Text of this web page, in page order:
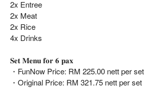
2x Entree
2x Meat
2x Rice
4x Drinks
𝐒𝐞𝐭 𝐌𝐞𝐧𝐮 𝐟𝐨𝐫 𝟔 𝐩𝐚𝐱
・FunNow Price: RM 225.00 nett per set
・Original Price: RM 321.75 nett per set